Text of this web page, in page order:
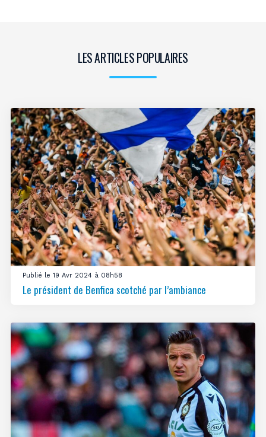
LES ARTICLES POPULAIRES
Publié le 19 Avr 2024 à 08h58
Le président de Benfica scotché par l’ambiance